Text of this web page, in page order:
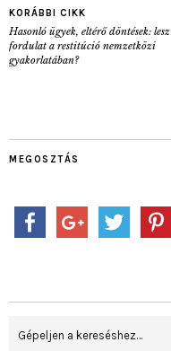
KORÁBBI CIKK
Hasonló ügyek, eltérő döntések: lesz
fordulat a restitúció nemzetközi
gyakorlatában?
MEGOSZTÁS